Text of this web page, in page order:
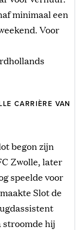
minimaal een
Voor
CARRIÈRE VAN
begon zijn
Zwolle, later
speelde voor
Slot de
stroomde hij